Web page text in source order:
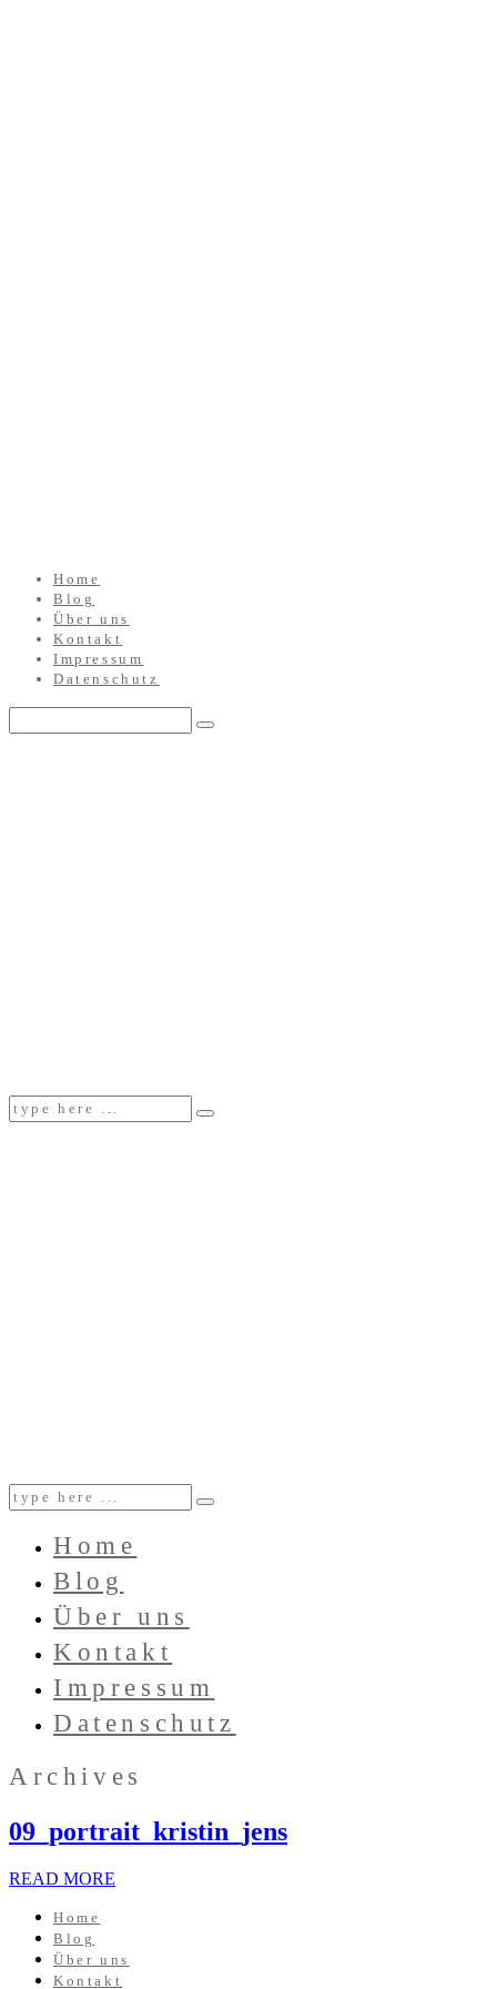
Home
Blog
Über uns
Kontakt
Impressum
Datenschutz
Home
Blog
Über uns
Kontakt
Impressum
Datenschutz
Archives
09_portrait_kristin_jens
READ MORE
Home
Blog
Über uns
Kontakt